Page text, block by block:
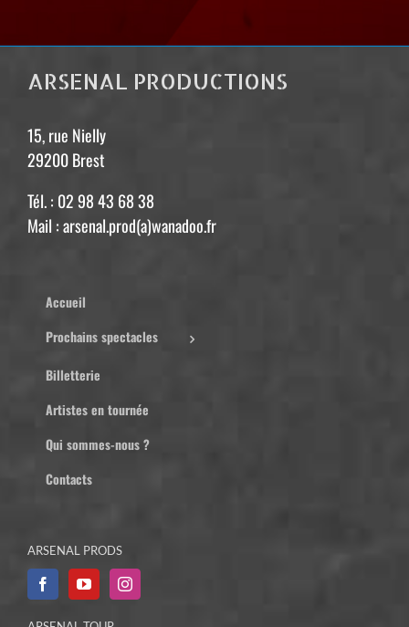
ARSENAL PRODUCTIONS
15, rue Nielly
29200 Brest
Tél. : 02 98 43 68 38
Mail : arsenal.prod(a)wanadoo.fr
Accueil
Prochains spectacles
Billetterie
Artistes en tournée
Qui sommes-nous ?
Contacts
ARSENAL PRODS